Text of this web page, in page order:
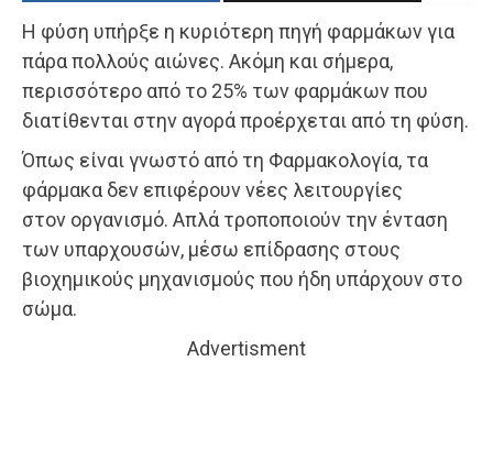
Η φύση υπήρξε η κυριότερη πηγή φαρμάκων για
πάρα πολλούς αιώνες. Ακόμη και σήμερα,
περισσότερο από το 25% των φαρμάκων που
διατίθενται στην αγορά προέρχεται από τη φύση.
Όπως είναι γνωστό από τη Φαρμακολογία, τα
φάρμακα δεν επιφέρουν νέες λειτουργίες
στον οργανισμό. Απλά τροποποιούν την ένταση
των υπαρχουσών, μέσω επίδρασης στους
βιοχημικούς μηχανισμούς που ήδη υπάρχουν στο
σώμα.
Advertisment